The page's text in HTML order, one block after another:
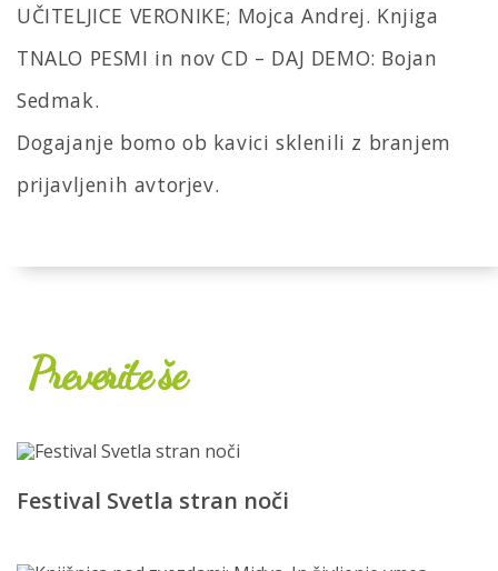
UČITELJICE VERONIKE; Mojca Andrej. Knjiga
TNALO PESMI in nov CD – DAJ DEMO: Bojan
Sedmak.
Dogajanje bomo ob kavici sklenili z branjem
prijavljenih avtorjev.
Preverite še
Festival Svetla stran noči